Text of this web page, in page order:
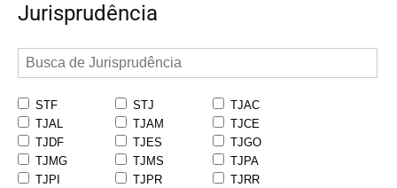
Jurisprudência
STF STJ
TJAC
TJAL
TJAM
TJCE
TJDF
TJES
TJGO
TJMG
TJMS
TJPA
TJPI
TJPR
TJRR